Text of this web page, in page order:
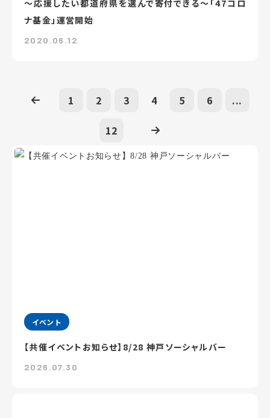
～応援したい都道府県を選んで寄付できる～「47コロ
ナ基金」運営開始
2020.06.12
1 2 3 4 5 6 ...
12
イベント
【共催イベントお知らせ】8/28 神戸ソーシャルバー
2026.07.30